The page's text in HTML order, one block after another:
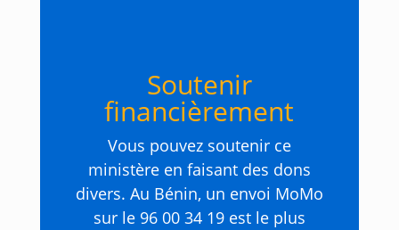
Soutenir
financièrement
Vous pouvez soutenir ce
ministère en faisant des dons
divers. Au Bénin, un envoi MoMo
sur le 96 00 34 19 est le plus